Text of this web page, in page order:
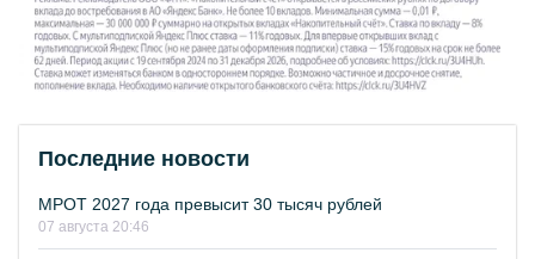
Последние новости
МРОТ 2027 года превысит 30 тысяч рублей
07 августа 20:46